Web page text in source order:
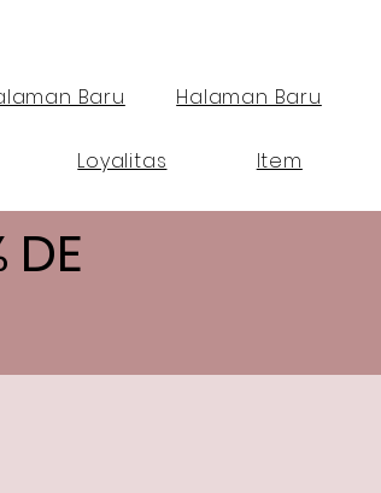
Baru Halaman Baru
Loyalitas Item
DE